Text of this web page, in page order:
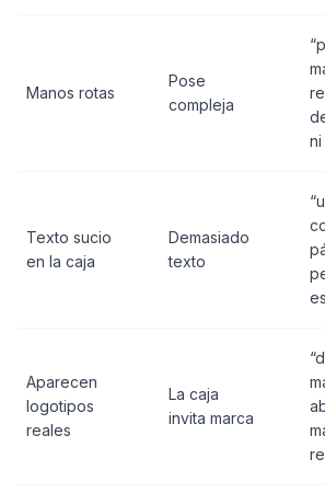
Manos rotas
Pose
compleja
Texto sucio
en la caja
Demasiado
texto
Aparecen
logotipos
reales
La caja
invita marca